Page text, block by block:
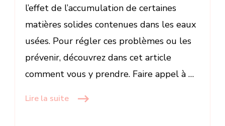
l’effet de l’accumulation de certaines
matières solides contenues dans les eaux
usées. Pour régler ces problèmes ou les
prévenir, découvrez dans cet article
comment vous y prendre. Faire appel à …
Lire la suite